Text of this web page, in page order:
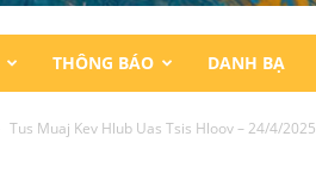
THÔNG BÁO DANH BẠ
Tus Muaj Kev Hlub Uas Tsis Hloov – 24/4/2025